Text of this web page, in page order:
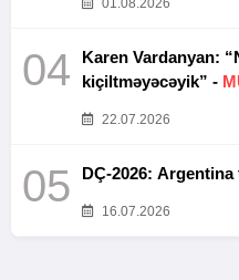
01.08.2026
04
Karen Vardanyan:
kiçiltməyəcəyik” -
22.07.2026
05 DÇ-2026:
16.07.2026